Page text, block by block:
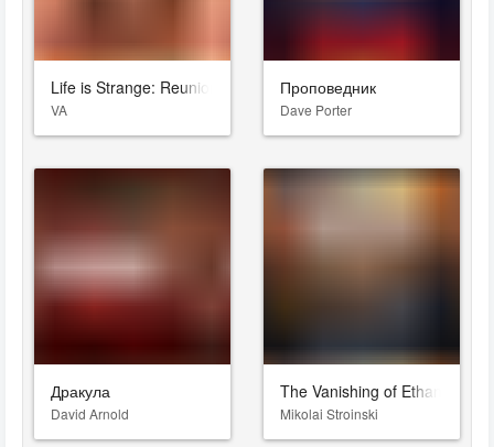
Life is Strange: Reunion
VA
Проповедник
Dave Porter
Дракула
David Arnold
The Vanishing of Ethan Carter
Mikolai Stroinski